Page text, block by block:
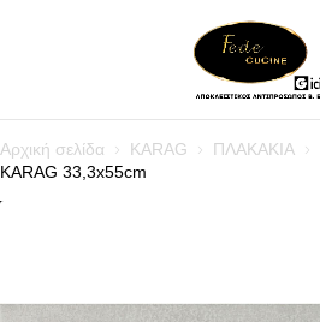
Αρχική σελίδα KARAG ΠΛΑΚΑΚΙΑ
KARAG 33,3x55cm